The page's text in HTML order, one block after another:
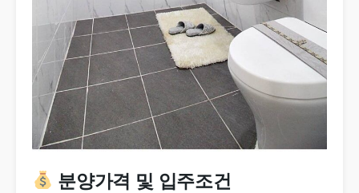
분양가격 및 입주조건